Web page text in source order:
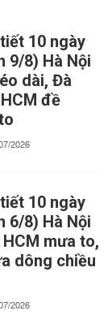
10 ngày
9/8) Hà Nội
dài, Đà
đề
2026
10 ngày
6/8) Hà Nội
mưa to,
dông chiều
2026